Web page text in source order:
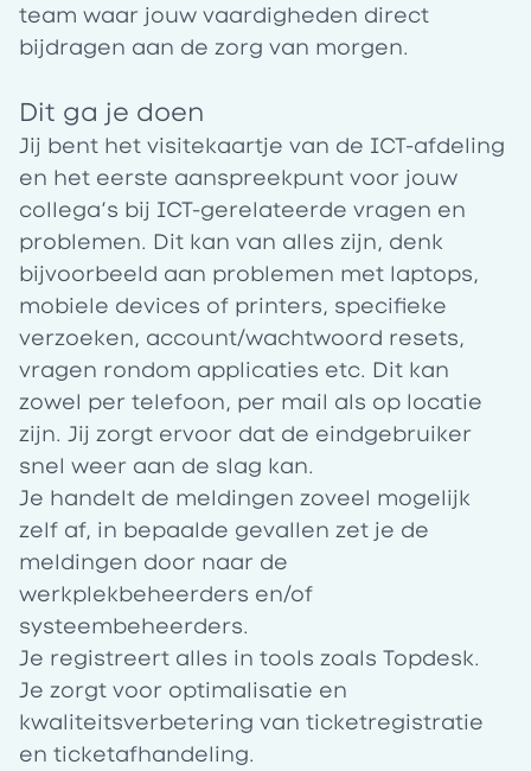
team waar jouw vaardigheden direct
bijdragen aan de zorg van morgen.
Dit ga je doen
Jij bent het visitekaartje van de ICT-afdeling
en het eerste aanspreekpunt voor jouw
collega’s bij ICT-gerelateerde vragen en
problemen. Dit kan van alles zijn, denk
bijvoorbeeld aan problemen met laptops,
mobiele devices of printers, specifieke
verzoeken, account/wachtwoord resets,
vragen rondom applicaties etc. Dit kan
zowel per telefoon, per mail als op locatie
zijn. Jij zorgt ervoor dat de eindgebruiker
snel weer aan de slag kan.
Je handelt de meldingen zoveel mogelijk
zelf af, in bepaalde gevallen zet je de
meldingen door naar de
werkplekbeheerders en/of
systeembeheerders.
Je registreert alles in tools zoals Topdesk.
Je zorgt voor optimalisatie en
kwaliteitsverbetering van ticketregistratie
en ticketafhandeling.